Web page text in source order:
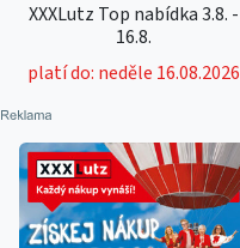
XXXLutz Top nabídka 3.8. -
16.8.
platí do: neděle 16.08.2026